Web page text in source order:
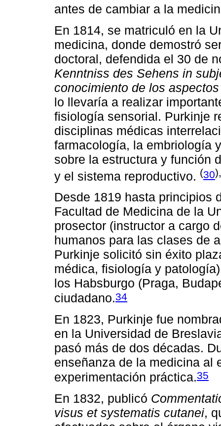
antes de cambiar a la
En 1814, se matriculó en la
medicina, donde demostró
doctoral, defendida el 30 de
Kenntniss des Sehens in
conocimiento de los
lo llevaría a realizar
fisiología sensorial. Purkinje
disciplinas médicas
farmacología, la embriología
sobre la estructura y función
y el sistema reproductivo. (30
Desde 1819 hasta principios
Facultad de Medicina de la
prosector (instructor a cargo
humanos para las clases de
Purkinje solicitó sin éxito
médica, fisiología y
los Habsburgo (Praga,
ciudadano.34
En 1823, Purkinje fue
en la Universidad de
pasó más de dos décadas.
enseñanza de la medicina al
experimentación práctica.35
En 1832, publicó
visus et systematis cutanei,